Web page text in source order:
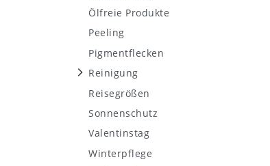
Ölfreie Produkte
Peeling
Pigmentflecken
Reinigung
Reisegrößen
Sonnenschutz
Valentinstag
Winterpflege